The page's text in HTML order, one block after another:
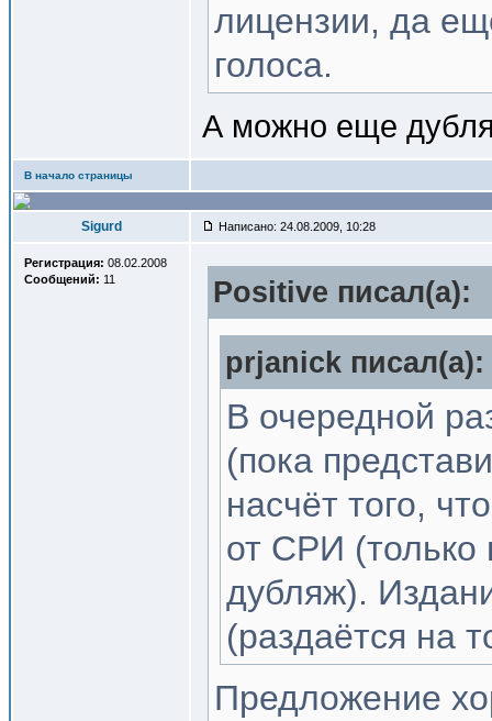
лицензии, да
голоса.
А можно еще
В начало страницы
Sigurd Написано: 24.08.2009, 10:28
Регистрация: 08.02.2008
Сообщений: 11 Positive писал(a):
prjanick писал(a):
В очередной
(пока
насчёт того,
от СРИ (только
дубляж).
(раздаётся на
Предложение